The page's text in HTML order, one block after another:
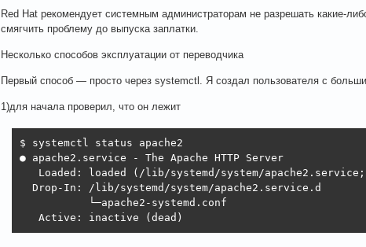
Red Hat рекомендует системным администраторам не разрешать какие-
смягчить проблему до выпуска заплатки.
Несколько способов эксплуатации от переводчика
Первый способ — просто через systemctl. Я создал пользователя с
1)для начала проверил, что он лежит
$ systemctl status apache2
● apache2.service - The Apache HTTP Server
Loaded: loaded (/lib/systemd/system/
  Drop-In: /lib/systemd/system/apache2.service.d
           └─apache2-systemd.conf
   Active: inactive (dead)